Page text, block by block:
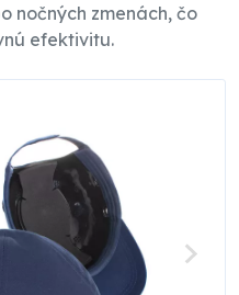
nočných zmenách, čo
efektivitu.